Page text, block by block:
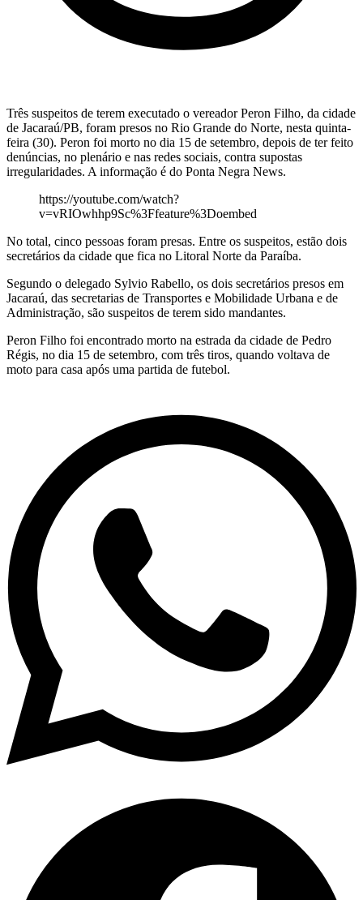
Três suspeitos de terem executado o vereador Peron Filho, da cidade
de Jacaraú/PB, foram presos no Rio Grande do Norte, nesta quinta-
feira (30). Peron foi morto no dia 15 de setembro, depois de ter feito
denúncias, no plenário e nas redes sociais, contra supostas
irregularidades. A informação é do Ponta Negra News.
https://youtube.com/watch?
v=vRIOwhhp9Sc%3Ffeature%3Doembed
No total, cinco pessoas foram presas. Entre os suspeitos, estão dois
secretários da cidade que fica no Litoral Norte da Paraíba.
Segundo o delegado Sylvio Rabello, os dois secretários presos em
Jacaraú, das secretarias de Transportes e Mobilidade Urbana e de
Administração, são suspeitos de terem sido mandantes.
Peron Filho foi encontrado morto na estrada da cidade de Pedro
Régis, no dia 15 de setembro, com três tiros, quando voltava de
moto para casa após uma partida de futebol.